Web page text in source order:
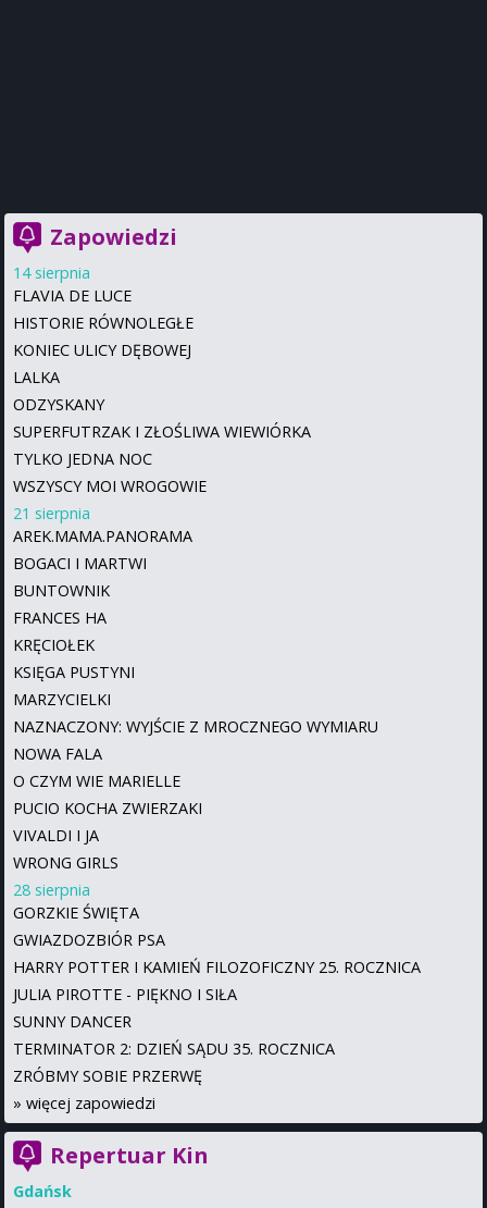
Zapowiedzi
14 sierpnia
FLAVIA DE LUCE
HISTORIE RÓWNOLEGŁE
KONIEC ULICY DĘBOWEJ
LALKA
ODZYSKANY
SUPERFUTRZAK I ZŁOŚLIWA WIEWIÓRKA
TYLKO JEDNA NOC
WSZYSCY MOI WROGOWIE
21 sierpnia
AREK.MAMA.PANORAMA
BOGACI I MARTWI
BUNTOWNIK
FRANCES HA
KRĘCIOŁEK
KSIĘGA PUSTYNI
MARZYCIELKI
NAZNACZONY: WYJŚCIE Z MROCZNEGO WYMIARU
NOWA FALA
O CZYM WIE MARIELLE
PUCIO KOCHA ZWIERZAKI
VIVALDI I JA
WRONG GIRLS
28 sierpnia
GORZKIE ŚWIĘTA
GWIAZDOZBIÓR PSA
HARRY POTTER I KAMIEŃ FILOZOFICZNY 25. ROCZNICA
JULIA PIROTTE - PIĘKNO I SIŁA
SUNNY DANCER
TERMINATOR 2: DZIEŃ SĄDU 35. ROCZNICA
ZRÓBMY SOBIE PRZERWĘ
» więcej zapowiedzi
Repertuar Kin
Gdańsk